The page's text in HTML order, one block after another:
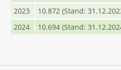
2023
10.872 (Stand:
2024
10.694 (Stand: